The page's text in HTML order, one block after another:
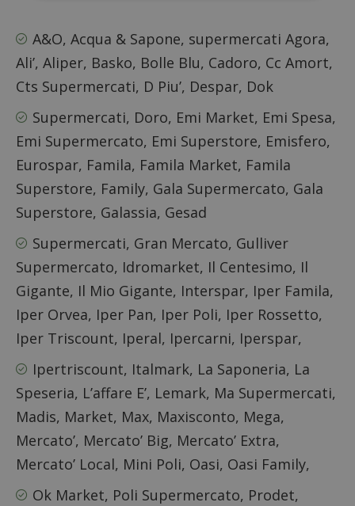
A&O, Acqua & Sapone, supermercati Agora,
Ali’, Aliper, Basko, Bolle Blu, Cadoro, Cc Amort,
Cts Supermercati, D Piu’, Despar, Dok
Supermercati, Doro, Emi Market, Emi Spesa,
Emi Supermercato, Emi Superstore, Emisfero,
Eurospar, Famila, Famila Market, Famila
Superstore, Family, Gala Supermercato, Gala
Superstore, Galassia, Gesad
Supermercati, Gran Mercato, Gulliver
Supermercato, Idromarket, Il Centesimo, Il
Gigante, Il Mio Gigante, Interspar, Iper Famila,
Iper Orvea, Iper Pan, Iper Poli, Iper Rossetto,
Iper Triscount, Iperal, Ipercarni, Iperspar,
Ipertriscount, Italmark, La Saponeria, La
Speseria, L’affare E’, Lemark, Ma Supermercati,
Madis, Market, Max, Maxisconto, Mega,
Mercato’, Mercato’ Big, Mercato’ Extra,
Mercato’ Local, Mini Poli, Oasi, Oasi Family,
Ok Market, Poli Supermercato, Prodet,